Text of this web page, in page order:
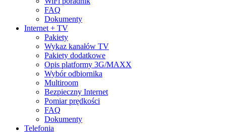
FAQ
Dokumenty
Internet + TV
Pakiety
Wykaz kanałów TV
Pakiety dodatkowe
Opis platformy 3G/MAXX
Wybór odbiornika
Multiroom
Bezpieczny Internet
Pomiar prędkości
FAQ
Dokumenty
Telefonia